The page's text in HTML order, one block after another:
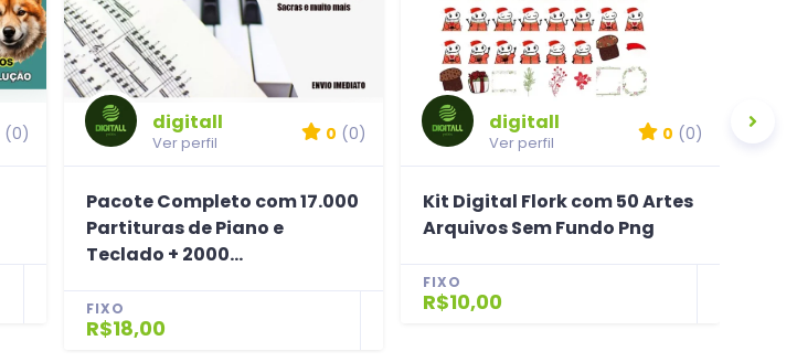
(0) digitall
Ver perfil 0 (0)
Pacote Completo com 17.000
Partituras de Piano e
Teclado + 2000...
FIXO
R$18,00
digitall
Ver perfil 0 (0)
Kit Digital Flork com 50 Artes
Arquivos Sem Fundo Png
FIXO
R$10,00